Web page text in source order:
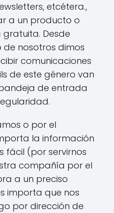
etcétera.,
a un producto o
Desde
de nosotros dimos
comunicaciones
de este género van
de entrada
o por el
la información
fácil (por servirnos
compañía por el
a un preciso
importa que nos
por dirección de